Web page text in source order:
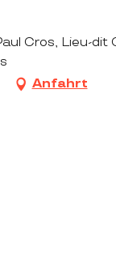
Cros, Lieu-dit
Anfahrt